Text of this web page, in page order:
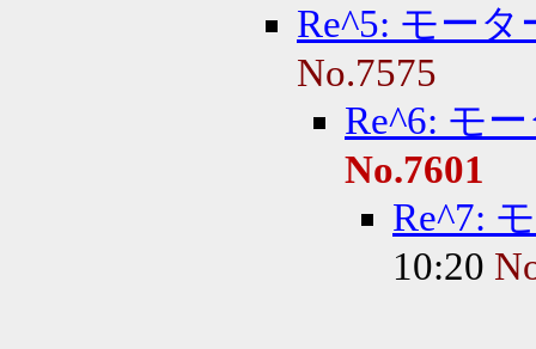
Re^5: モー
No.7575
Re^6: モ
No.7601
Re^7:
10:20